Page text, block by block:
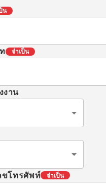
น
จำเป็น
งาน
ขโทรศัพท์ จำเป็น